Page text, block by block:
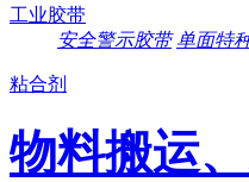
工业胶带
安全警示胶带 单面特
粘合剂
物料搬运